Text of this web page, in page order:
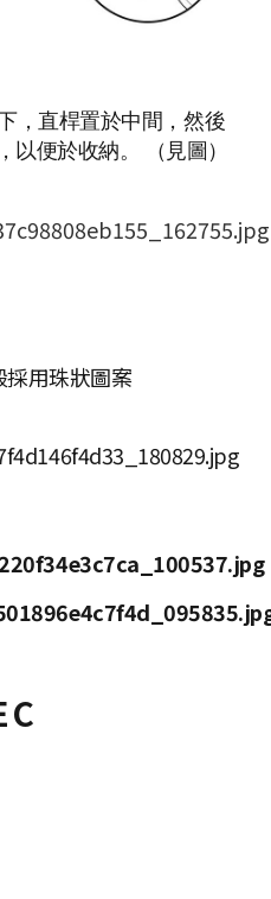
，直桿置於中間，然後
以便於收納。 （見圖）
用珠狀圖案